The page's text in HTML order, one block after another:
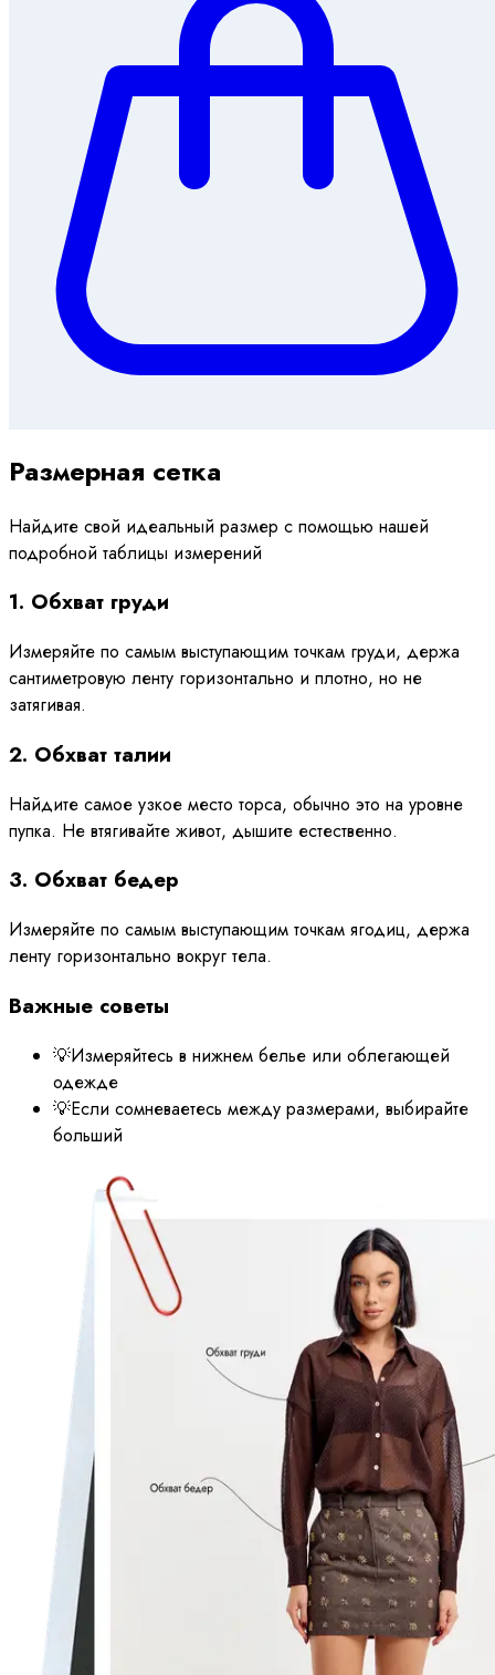
Размерная сетка
Найдите свой идеальный размер с помощью нашей
подробной таблицы измерений
1. Обхват груди
Измеряйте по самым выступающим точкам груди, держа
сантиметровую ленту горизонтально и плотно, но не
затягивая.
2. Обхват талии
Найдите самое узкое место торса, обычно это на уровне
пупка. Не втягивайте живот, дышите естественно.
3. Обхват бедер
Измеряйте по самым выступающим точкам ягодиц, держа
ленту горизонтально вокруг тела.
Важные советы
💡Измеряйтесь в нижнем белье или облегающей
одежде
💡Если сомневаетесь между размерами, выбирайте
больший